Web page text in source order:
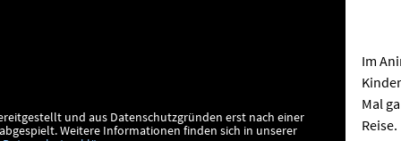
und aus Datenschutzgründen erst nach einer
Weitere Informationen finden sich in unserer
Im
Mal
Reise.